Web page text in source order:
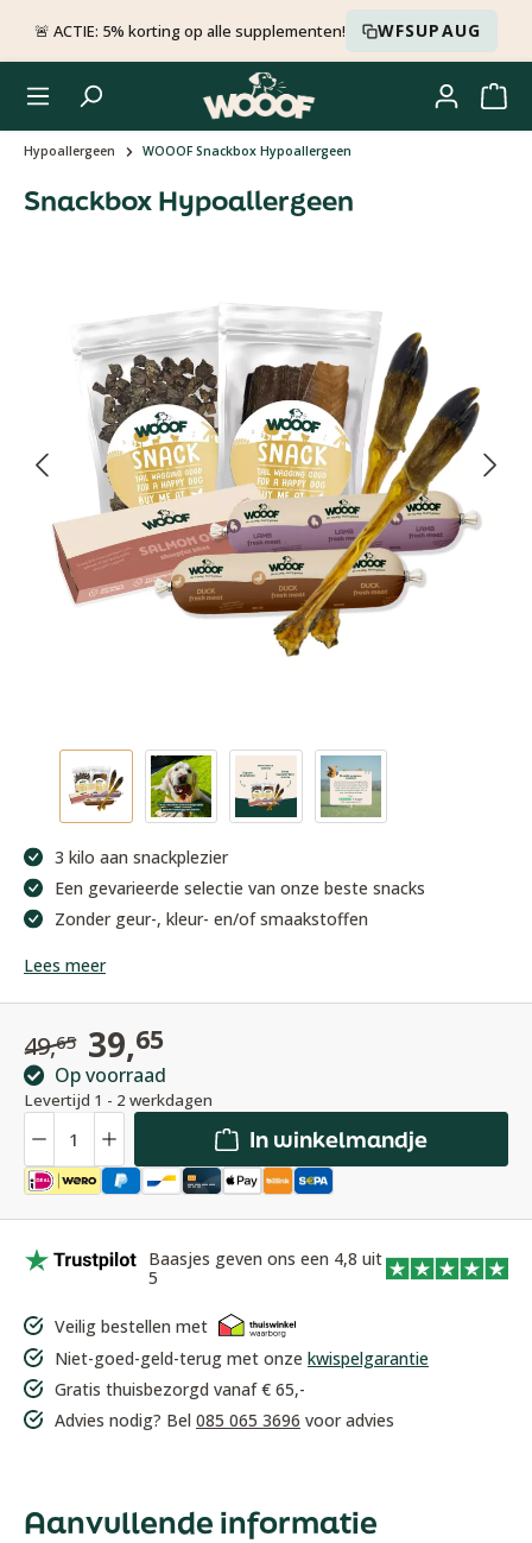
Ga naar de hoofdinhoud
🚨 ACTIE: 5% korting op alle supplementen! WFSUPAUG
Hypoallergeen WOOOF Snackbox Hypoallergeen
Snackbox Hypoallergeen
3 kilo aan snackplezier
Een gevarieerde selectie van onze beste snacks
Zonder geur-, kleur- en/of smaakstoffen
Lees meer
49,65 39,65
Op voorraad
Levertijd 1 - 2 werkdagen
In winkelmandje
Baasjes geven ons een 4,8 uit
5
Veilig bestellen met
Niet-goed-geld-terug met onze kwispelgarantie
Gratis thuisbezorgd vanaf € 65,-
Advies nodig? Bel 085 065 3696 voor advies
Aanvullende informatie